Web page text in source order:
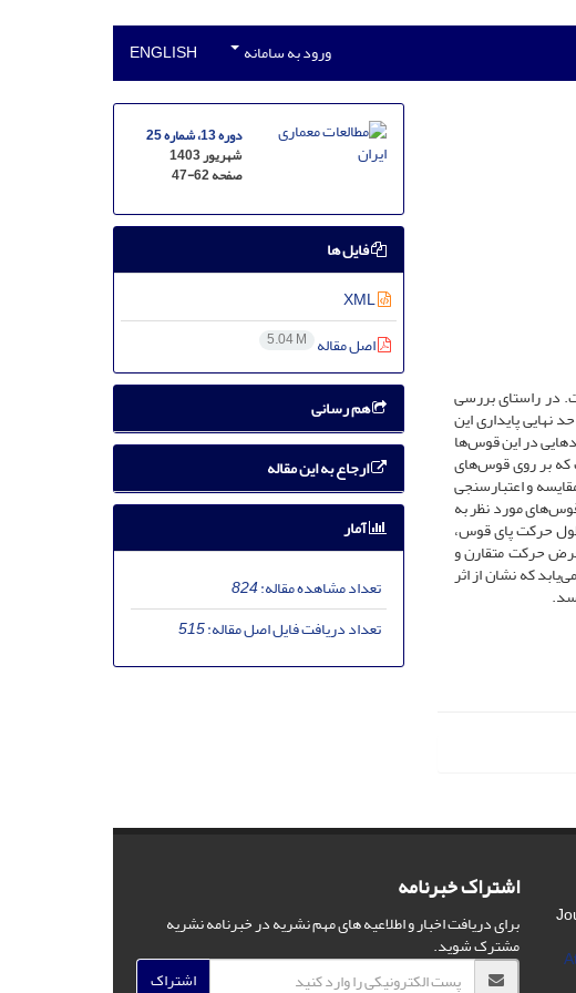
ورود به سامانه ENGLISH
در راستای بررسی
پایداری این
در این قوس‌ها‌
که بر روی قوس‌های
و اعتبارسنجی
مورد نظر به
حرکت پای قوس،
حرکت متقارن و
که نشان از اثر
دوره 13، شماره 25
شهریور 1403
صفحه47-62
فایل ها
XML
اصل مقاله 5.04 M
هم رسانی
ارجاع به این مقاله
آمار
تعداد مشاهده مقاله:824
تعداد دریافت فایل اصل مقاله:515
اشتراک خبرنامه
برای دریافت اخبار و اطلاعیه های مهم نشریه در خبرنامه نشریه
مشترک شوید.
اشتراک